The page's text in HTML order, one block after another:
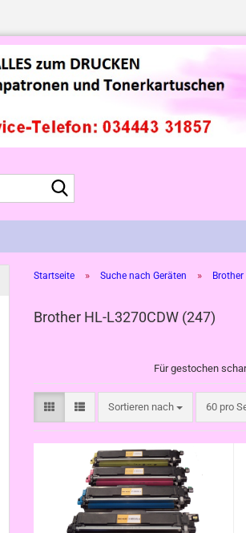
Startseite » Suche nach Geräten » Brother
Brother HL-L3270CDW (247)
Für gestochen
Sortieren nach
Sortieren nach 60 pro
pro Seite